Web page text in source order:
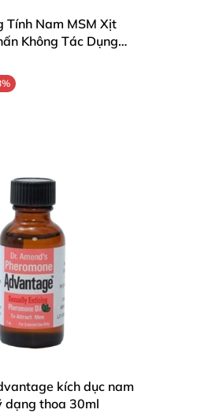
Tính Nam MSM Xịt
Không Tác Dụng
kích dục nam
dạng thoa 30ml